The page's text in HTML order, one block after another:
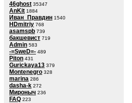
46ghost 35347
AnKit 1884
Иван_Правдин 1540
HDmitriy 768
asamspb 739
бакшевист 719
Admin 583
-=SweD=- 489
Piton 431
Gurickaya13 379
Montenegro 328
marina 286
dasha-k 272
Мироныч 236
FAQ 223